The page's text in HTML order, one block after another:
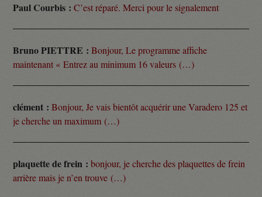
Paul Courbis : C’est réparé. Merci pour le signalement
Bruno PIETTRE : Bonjour, Le programme affiche
maintenant « Entrez au minimum 16 valeurs (…)
clément : Bonjour, Je vais bientôt acquérir une Varadero 125 et
je cherche un maximum (…)
plaquette de frein : bonjour, je cherche des plaquettes de frein
arrière mais je n’en trouve (…)